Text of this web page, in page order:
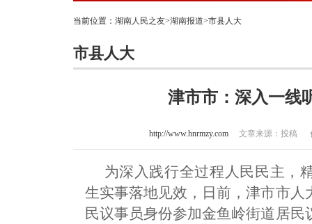
当前位置： 湖南人民之友>湖南报道>市县人大
市县人大
津市市：深入一线
http://www.hnrmzy.com 文章来源：投稿
为深入践行全过程人民民主，
生实事落地见效，日前，津市市
民议事员身份参加金鱼岭街道居